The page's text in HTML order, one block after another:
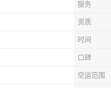
服务
资质
时间
口碑
空运范围